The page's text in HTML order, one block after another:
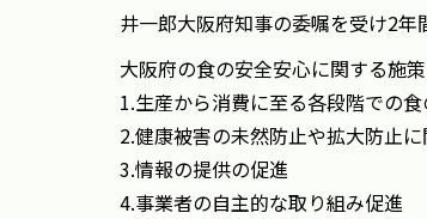
井一郎大阪府知事の委嘱を受け2年
大阪府の食の安全安心に関する施
1.生産から消費に至る各段階での
2.健康被害の未然防止や拡大防止
3.情報の提供の促進
4.事業者の自主的な取り組み促進